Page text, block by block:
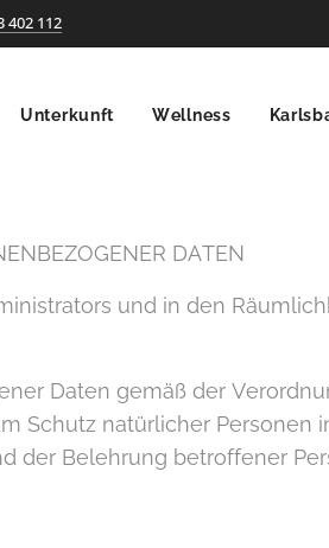
402 112
Unterkunft Wellness
DATEN
und in den
Daten gemäß der
Schutz natürlicher Personen
der Belehrung betroffener